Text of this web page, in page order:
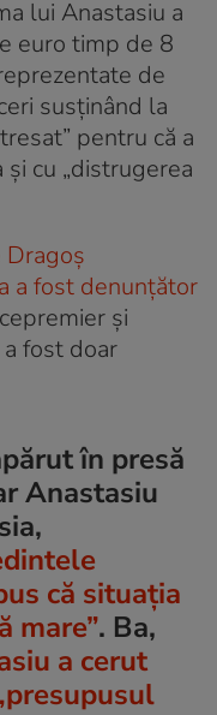
lui Anastasiu a
euro timp de 8
de
susținând la
pentru că a
cu „distrugerea
Dragoș
a fost denunțător
și
fost doar
în presă
Anastasiu
că situația
mare”. Ba,
a cerut